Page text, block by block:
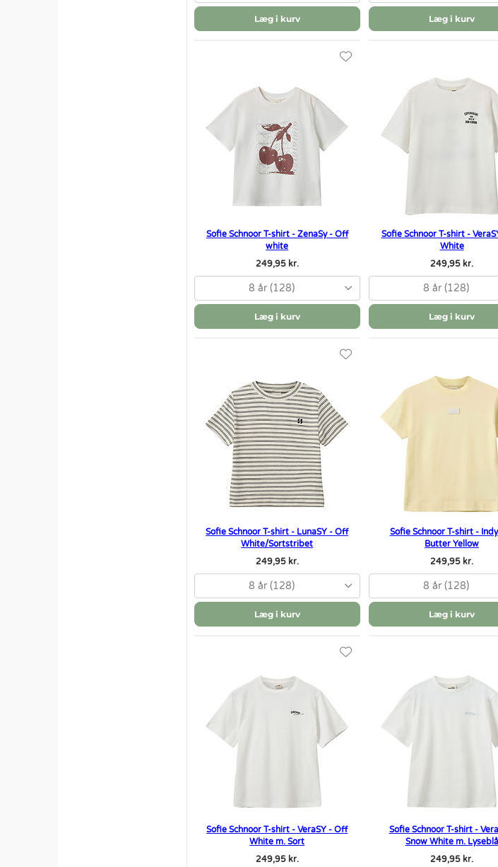
Læg i kurv Læg i kurv
Sofie Schnoor T-shirt - ZenaSy - Off
white
249,95 kr.
8 år (128)
Læg i kurv
Sofie Schnoor T-shirt -
White
249,95 kr.
8 år (128)
Læg i kurv
Sofie Schnoor T-shirt - LunaSY - Off
White/Sortstribet
249,95 kr.
8 år (128)
Læg i kurv
Sofie Schnoor T-shirt -
Butter Yellow
249,95 kr.
8 år (128)
Læg i kurv
Sofie Schnoor T-shirt - VeraSY - Off
White m. Sort
249,95 kr.
Sofie Schnoor T-shirt -
Snow White m. Lyseblå
249,95 kr.